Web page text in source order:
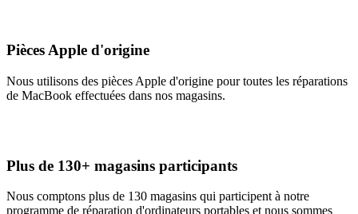
Pièces Apple d'origine
Nous utilisons des pièces Apple d'origine pour toutes les réparations
de MacBook effectuées dans nos magasins.
Plus de 130+ magasins participants
Nous comptons plus de 130 magasins qui participent à notre
programme de réparation d'ordinateurs portables et nous sommes